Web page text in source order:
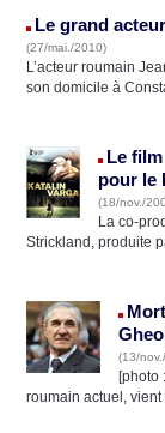
Le grand
(27/mai./2010)
L’acteur roumain
son domicile à
Le
pour le
(18/nov./
La co-
Strickland, produite
(13/
[photo
roumain actuel,